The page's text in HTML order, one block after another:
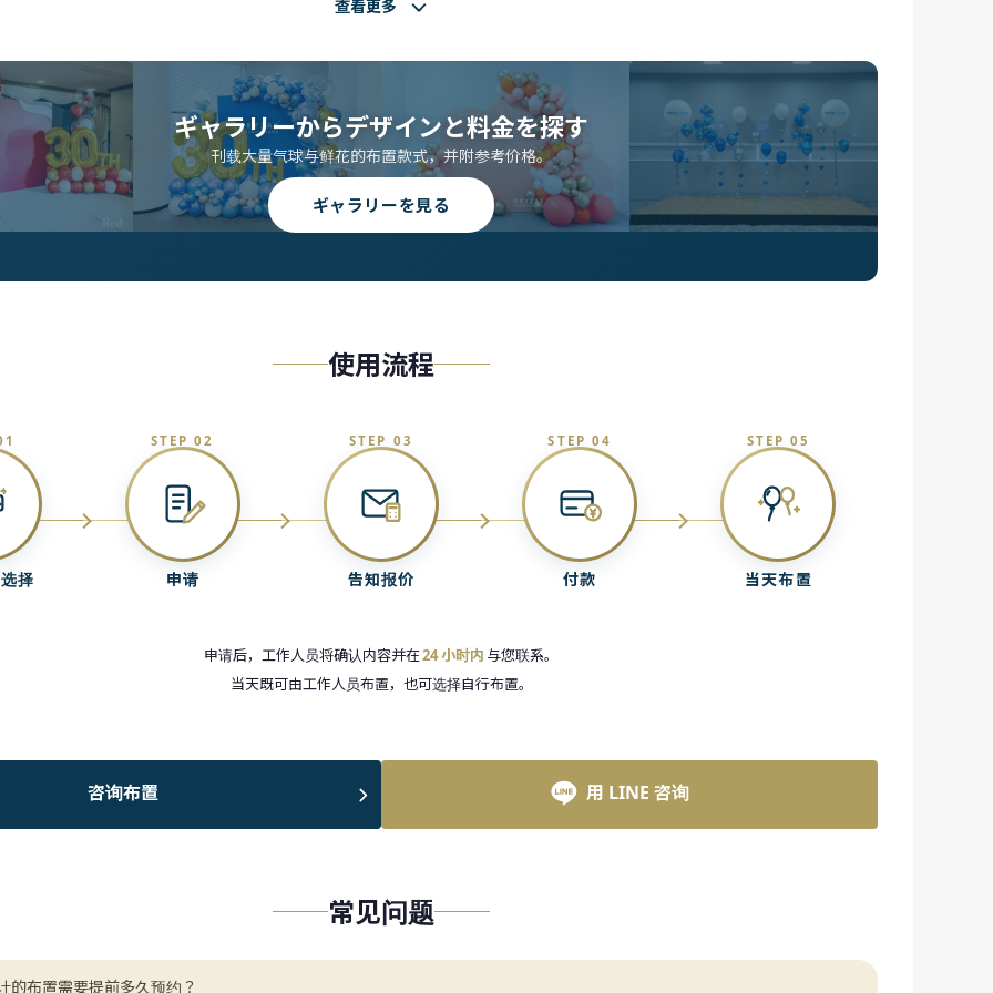
查看更多
ギャラリーからデザインと料金を探す
刊载大量气球与鲜花的布置款式，并附参考价格。
ギャラリーを見る
使用流程
择
STEP 02
申请
STEP 03
告知报价
STEP 04
付款
STEP 05
当天布置
申请后，工作人员将确认内容并在24 小时内 与您联系。
当天既可由工作人员布置，也可选择自行布置。
咨询布置 用 LINE 咨询
常见问题
的布置需要提前多久预约？